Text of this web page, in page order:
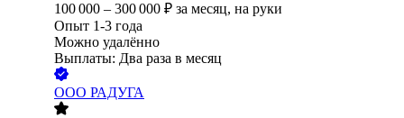
100 000 – 300 000 ₽ за месяц, на руки
Опыт 1-3 года
Можно удалённо
Выплаты: Два раза в месяц
ООО РАДУГА